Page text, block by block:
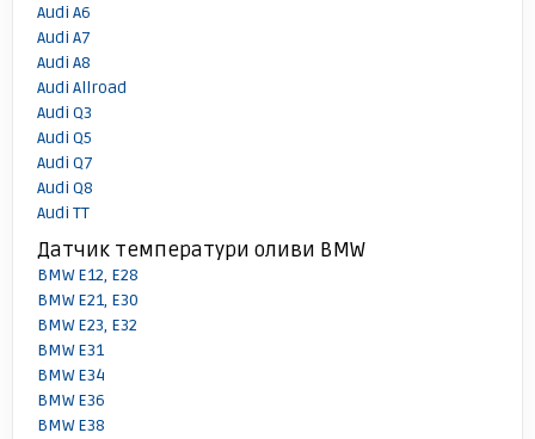
Audi A6
Audi A7
Audi A8
Audi Allroad
Audi Q3
Audi Q5
Audi Q7
Audi Q8
Audi TT
Датчик температури оливи BMW
BMW E12, E28
BMW E21, E30
BMW E23, E32
BMW E31
BMW E34
BMW E36
BMW E38